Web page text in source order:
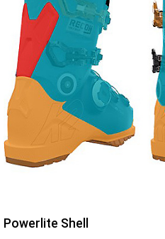
Powerlite Shell